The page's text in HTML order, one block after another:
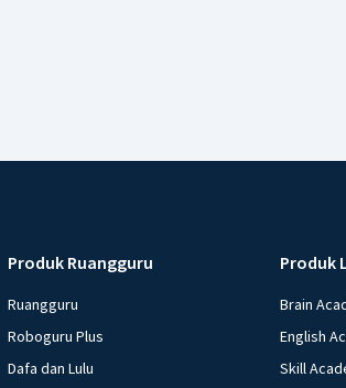
Produk Ruangguru
Ruangguru
Roboguru Plus
Dafa dan Lulu
Produk
Brain
English
Skill